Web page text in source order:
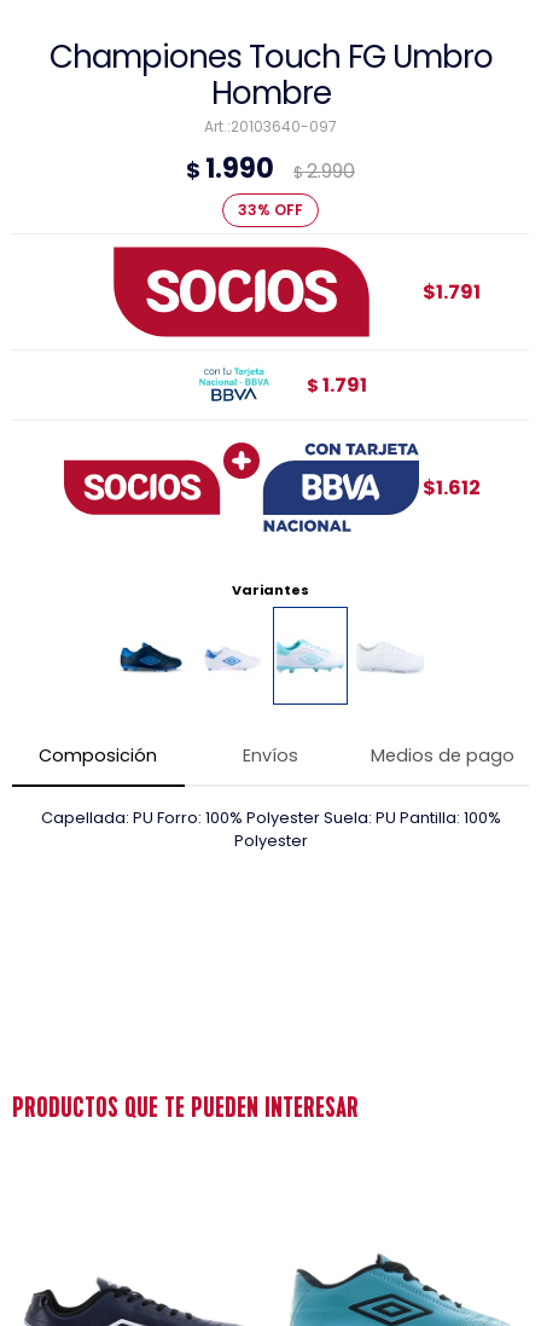
Championes Touch FG Umbro
Hombre
20103640-097
$ 1.990 $2.990
33
$1.612
$1.791
$ 1.791
Variantes
Composición Envíos Medios de pago
Capellada: PU Forro: 100% Polyester Suela: PU Pantilla: 100%
Polyester
PRODUCTOS QUE TE PUEDEN INTERESAR